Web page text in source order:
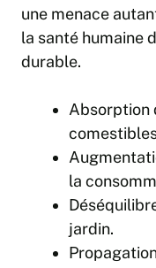
une menace
la santé humaine
durable.
Absorption
la
jardin.